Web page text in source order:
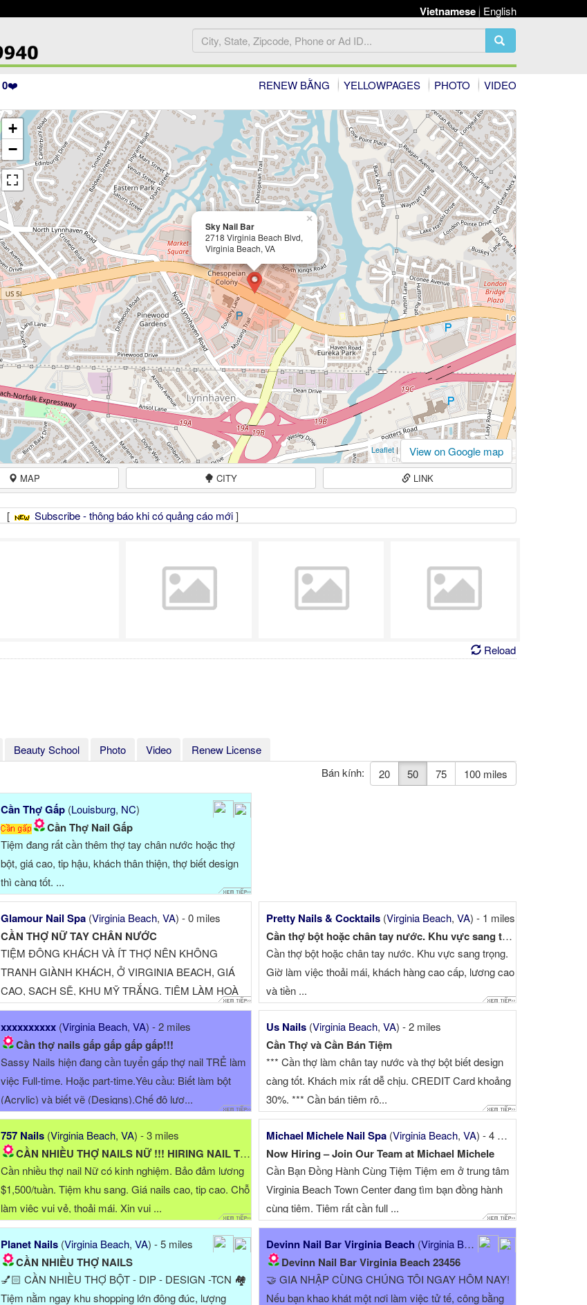
Vietnamese English
RENEW BẰNG YELLOWPAGES PHOTO VIDEO
0❤️
Sky Nail Bar
2718 Virginia Beach Blvd,
Virginia Beach, VA
×
+
−
Leaflet| View on Google map
MAP CITY LINK
[ Subscribe - thông báo khi có quảng cáo mới]
Reload
Beauty School Photo Video
Renew License
20 50 75 100 miles
Bán kính:
Cần Thợ Gấp (Louisburg, NC)
Cần Thợ Nail Gấp
Tiệm đang rất cần thêm thợ tay chân nước hoặc thợ
bột, giá cao, tip hậu, khách thân thiện, thợ biết design
thì càng tốt. ...
Glamour Nail Spa (Virginia Beach,VA) - 0 miles
CẦN THỢ NỮ TAY CHÂN NƯỚC
TIỆM ĐÔNG KHÁCH VÀ ÍT THỢ NÊN KHÔNG
TRANH GIÀNH KHÁCH, Ở VIRGINIA BEACH, GIÁ
CAO, SẠCH SẼ, KHU MỸ TRẮNG. TIỆM LÀM HOÀ
ĐỒNG, VUI VẺ. THU NHẬP CAO, ...
Pretty Nails & Cocktails (Virginia Beach, VA) - 1 miles
Cần thợ bột hoặc chân tay nước. Khu vực sang trọng
Cần thợ bột hoặc chân tay nước. Khu vực sang trọng.
Giờ làm việc thoải mái, khách hàng cao cấp, lương cao
và tiền ...
xxxxxxxxxx (Virginia Beach,VA) - 2 miles
Cần thợ nails gấp gấp gấp gấp!!!
​Sassy Nails hiện đang cần tuyển gấp thợ nail TRẺ làm
việc Full-time. Hoặc part-time. ​Yêu cầu: Biết làm bột
(Acrylic) và biết vẽ (Designs). ​Chế độ lươ...
Us Nails (Virginia Beach, VA) - 2 miles
Cần Thợ và Cần Bán Tiệm
*** Cần thợ làm chân tay nước và thợ bột biết design
càng tốt. Khách mix rất dễ chịu. CREDIT Card khoảng
30%. *** Cần bán tiệm rộ...
757 Nails (Virginia Beach,VA) - 3 miles
CẦN NHIỀU THỢ NAILS NỮ !!! HIRING NAIL TECHS.
Cần nhiều thợ nail Nữ có kinh nghiệm. Bảo đảm lương
$1,500/tuần. Tiệm khu sang. Giá nails cao, tip cao. Chỗ
làm việc vui vẻ, thoải mái. Xin vui ...
Michael Michele Nail Spa (Virginia Beach, VA) - 4 miles
Now Hiring – Join Our Team at Michael Michele
Cần Bạn Đồng Hành Cùng Tiệm Tiệm em ở trung tâm
Virginia Beach Town Center đang tìm bạn đồng hành
cùng tiệm. Tiệm rất cần full ...
Planet Nails (Virginia Beach,VA) - 5 miles
CẦN NHIỀU THỢ NAILS
💅🏻 CẦN NHIỀU THỢ BỘT - DIP - DESIGN -TCN 🏘️
Tiệm nằm ngay khu shopping lớn đông đúc, lượng
Devinn Nail Bar Virginia Beach (Virginia Beach , VA) - 5 miles
Devinn Nail Bar Virginia Beach 23456
🤝 GIA NHẬP CÙNG CHÚNG TÔI NGAY HÔM NAY!
Nếu bạn khao khát một nơi làm việc tử tế, công bằng